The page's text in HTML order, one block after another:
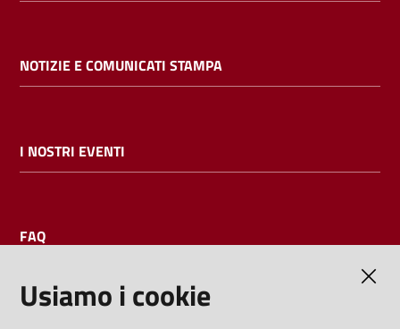
bibliotecario
NOTIZIE E COMUNICATI STAMPA
I NOSTRI EVENTI
FAQ
Usiamo i cookie